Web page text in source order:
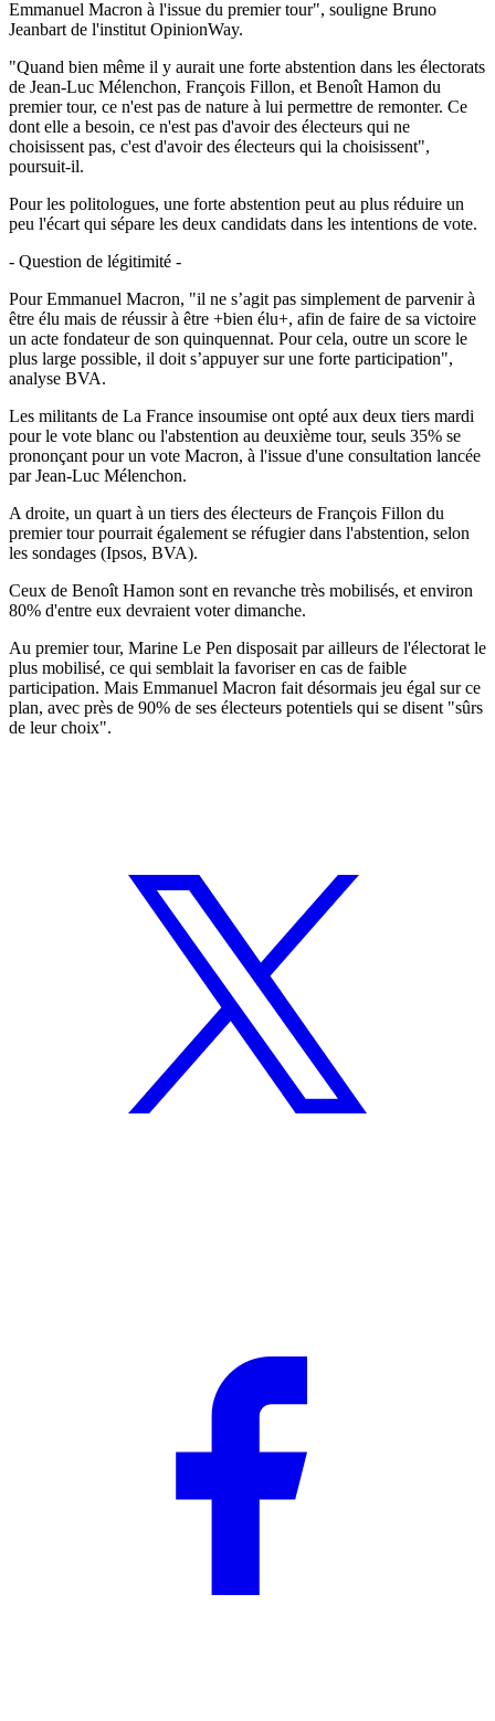
Emmanuel Macron à l'issue du premier tour", souligne Bruno
Jeanbart de l'institut OpinionWay.
"Quand bien même il y aurait une forte abstention dans les électorats
de Jean-Luc Mélenchon, François Fillon, et Benoît Hamon du
premier tour, ce n'est pas de nature à lui permettre de remonter. Ce
dont elle a besoin, ce n'est pas d'avoir des électeurs qui ne
choisissent pas, c'est d'avoir des électeurs qui la choisissent",
poursuit-il.
Pour les politologues, une forte abstention peut au plus réduire un
peu l'écart qui sépare les deux candidats dans les intentions de vote.
- Question de légitimité -
Pour Emmanuel Macron, "il ne s’agit pas simplement de parvenir à
être élu mais de réussir à être +bien élu+, afin de faire de sa victoire
un acte fondateur de son quinquennat. Pour cela, outre un score le
plus large possible, il doit s’appuyer sur une forte participation",
analyse BVA.
Les militants de La France insoumise ont opté aux deux tiers mardi
pour le vote blanc ou l'abstention au deuxième tour, seuls 35% se
prononçant pour un vote Macron, à l'issue d'une consultation lancée
par Jean-Luc Mélenchon.
A droite, un quart à un tiers des électeurs de François Fillon du
premier tour pourrait également se réfugier dans l'abstention, selon
les sondages (Ipsos, BVA).
Ceux de Benoît Hamon sont en revanche très mobilisés, et environ
80% d'entre eux devraient voter dimanche.
Au premier tour, Marine Le Pen disposait par ailleurs de l'électorat le
plus mobilisé, ce qui semblait la favoriser en cas de faible
participation. Mais Emmanuel Macron fait désormais jeu égal sur ce
plan, avec près de 90% de ses électeurs potentiels qui se disent "sûrs
de leur choix".